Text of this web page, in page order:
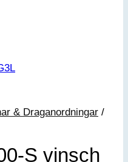
& Draganordningar /
S vinsch